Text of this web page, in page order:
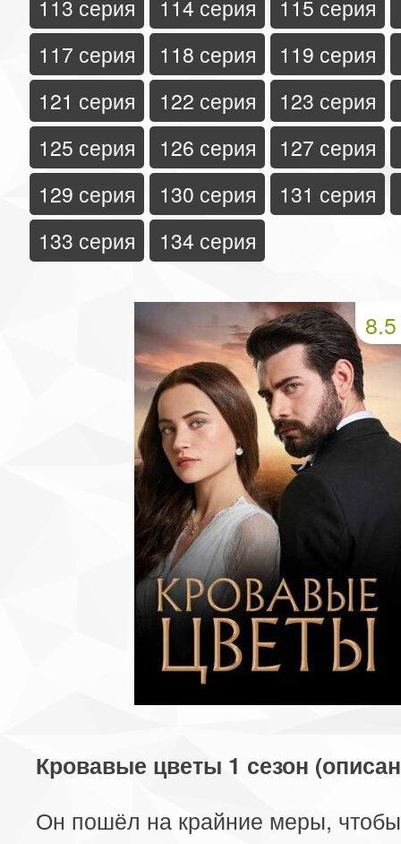
113 серия
114 серия 115 серия
117 серия
118 серия 119 серия
121 серия
122 серия 123 серия
125 серия
126 серия 127 серия
129 серия
130 серия 131 серия
133 серия
134 серия
8.5
Кровавые цветы 1 сезон
Он пошёл на крайние меры,